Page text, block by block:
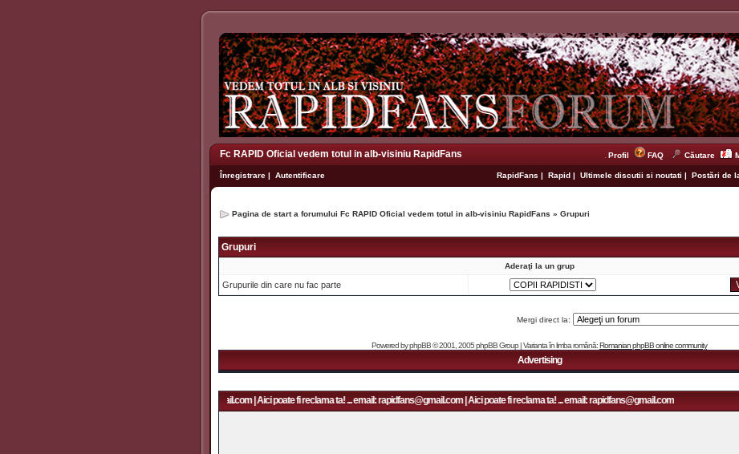
Fc RAPID Oficial vedem totul in alb-visiniu RapidFans Profil FAQ Căutare
Înregistrare | Autentificare RapidFans | Rapid | Ultimele discutii si noutati | Postări de
Pagina de start a forumului Fc RAPID Oficial vedem totul in alb-visiniu RapidFans » Grupuri
Grupuri
Aderaţi la un grup
Grupurile din care nu fac parte
Mergi direct la:
Powered byphpBB© 2001, 2005 phpBB Group | Varianta în limba română:Romanian phpBB online community
Advertising
Aici poate fi reclama ta! ... email: rapidfans@gmail.com | Aici poate fi reclama ta! ... email: rapidfans@gmail.com | Aici poate fi reclama ta! ... email: rapidfans@gmail.com